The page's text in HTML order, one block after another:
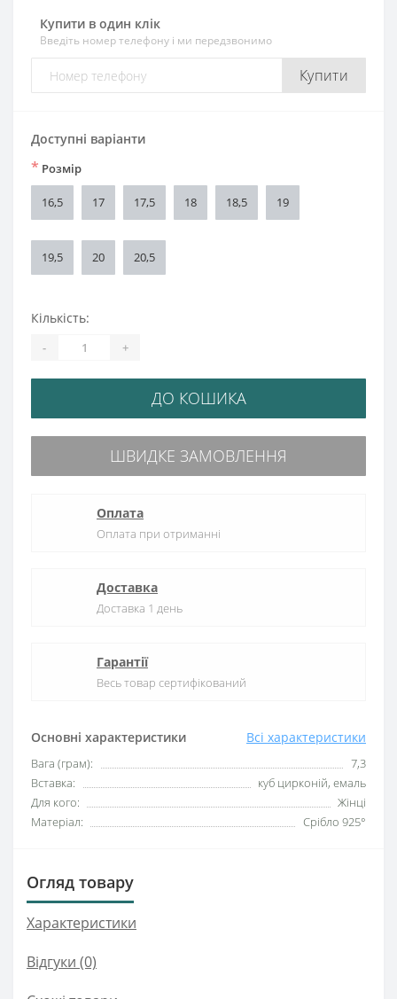
Купити в один клік
Введіть номер телефону і ми передзвонимо
Купити
Основні характеристики Всі характеристики
Вага (грам):
7,3
Вставка:
куб цирконій, емаль
Для кого:
Жінці
Матеріал:
Срібло 925°
Доступні варіанти
* Розмір
16,5 17 17,5 18 18,5 19
19,5 20 20,5
Кількість:
- +
ДО КОШИКА
ШВИДКЕ ЗАМОВЛЕННЯ
Оплата
Оплата при отриманні
Доставка
Доставка 1 день
Гарантії
Весь товар сертифікований
Огляд товару
Характеристики
Відгуки (0)